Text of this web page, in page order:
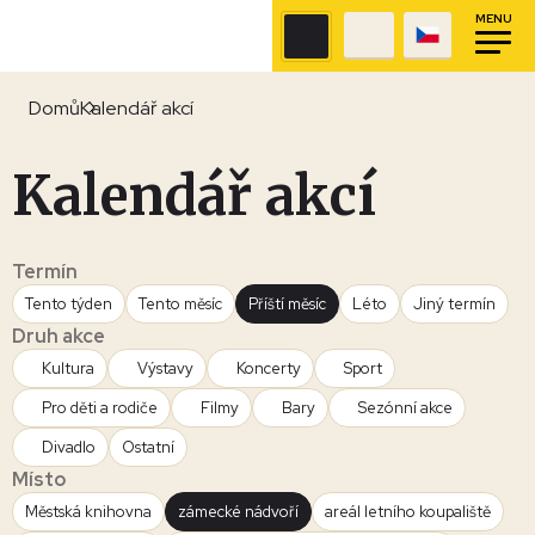
MENU
DomůKalendář akcí
Kalendář akcí
Termín
Tento týden Tento měsíc Příští měsíc Léto Jiný termín
Druh akce
Kultura Výstavy Koncerty
Sport
Pro děti a rodiče
Filmy Bary
Sezónní akce
Divadlo
Ostatní
Místo
Městská knihovna zámecké nádvoří
areál letního koupaliště